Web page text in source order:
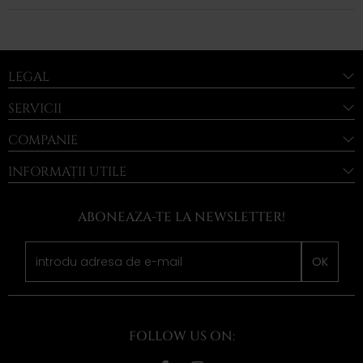
LEGAL
SERVICII
COMPANIE
INFORMAȚII UTILE
ABONEAZA-TE LA NEWSLETTER!
OK
FOLLOW US ON: